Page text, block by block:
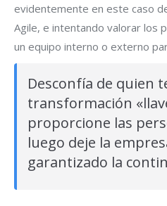
evidentemente en este caso
Agile, e intentando valorar los
un equipo interno o externo
Desconfía de quien
transformación
proporcione las
luego deje la
garantizado la